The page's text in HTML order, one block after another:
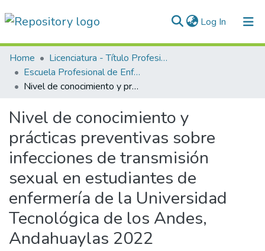
Log In (current)
Communities & Collections
All of DSpace
Normativas
Home
Licenciatura - Título Profesional
Escuela Profesional de Enfermería
Nivel de conocimiento y prácticas preventivas sobre infecciones de transmisión sexual en estudiantes de enfermería de la Universidad Tecnológica de los Andes, Andahuaylas 2022
Nivel de conocimiento y
prácticas preventivas sobre
infecciones de transmisión
sexual en estudiantes de
enfermería de la Universidad
Tecnológica de los Andes,
Andahuaylas 2022